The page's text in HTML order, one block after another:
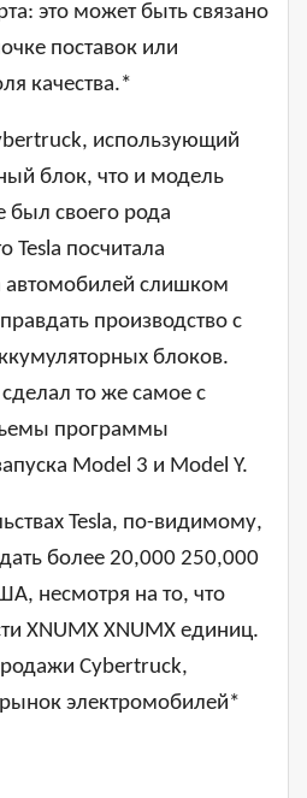
это может быть связано
поставок или
качества.*
использующий
блок, что и модель
был своего рода
Tesla посчитала
автомобилей слишком
производство с
блоков.
то же самое с
программы
Model 3 и Model Y.
Tesla, по-видимому,
более 20,000 250,000
несмотря на то, что
XNUMX XNUMX единиц.
Cybertruck,
рынок электромобилей*